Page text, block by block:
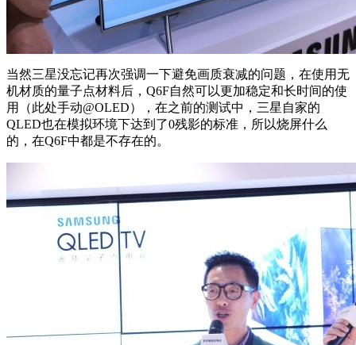
当然三星没忘记再次强调一下避免画质衰减的问题，在使用无
机材质的量子点材料后，Q6F自然可以更加稳定和长时间的使
用（此处手动@OLED），在之前的测试中，三星自家的
QLED也在模拟环境下达到了0残影的标准，所以烧屏什么
的，在Q6F中都是不存在的。